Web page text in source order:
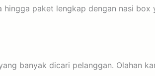
hingga paket lengkap dengan nasi box
banyak dicari pelanggan. Olahan